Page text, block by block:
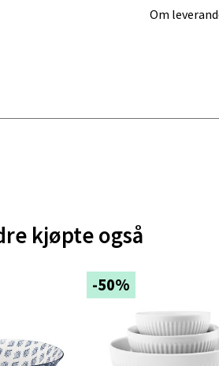
Om
kjøpte også
-50%
Mo i Rana
Moa